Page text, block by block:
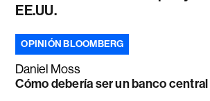
EE.UU.
OPINIÓN BLOOMBERG
Daniel Moss
Cómo debería ser un banco